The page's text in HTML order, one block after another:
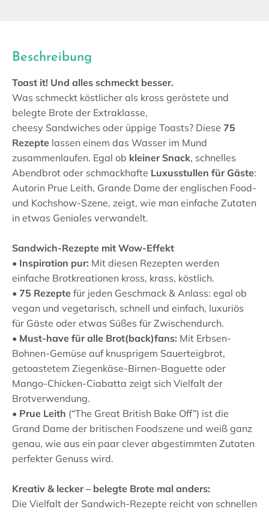
Beschreibung
Toast it! Und alles schmeckt besser.
Was schmeckt köstlicher als kross geröstete und
belegte Brote der Extraklasse,
cheesy Sandwiches oder üppige Toasts? Diese 75
Rezepte lassen einem das Wasser im Mund
zusammenlaufen. Egal ob kleiner Snack, schnelles
Abendbrot oder schmackhafte Luxusstullen für Gäste:
Autorin Prue Leith, Grande Dame der englischen Food-
und Kochshow-Szene, zeigt, wie man einfache Zutaten
in etwas Geniales verwandelt.
Sandwich-Rezepte mit Wow-Effekt
• Inspiration pur: Mit diesen Rezepten werden
einfache Brotkreationen kross, krass, köstlich.
• 75 Rezepte für jeden Geschmack & Anlass: egal ob
vegan und vegetarisch, schnell und einfach, luxuriös
für Gäste oder etwas Süßes für Zwischendurch.
• Must-have für alle Brot(back)fans: Mit Erbsen-
Bohnen-Gemüse auf knusprigem Sauerteigbrot,
getoastetem Ziegenkäse-Birnen-Baguette oder
Mango-Chicken-Ciabatta zeigt sich Vielfalt der
Brotverwendung.
• Prue Leith (“The Great British Bake Off”) ist die
Grand Dame der britischen Foodszene und weiß ganz
genau, wie aus ein paar clever abgestimmten Zutaten
perfekter Genuss wird.
Kreativ & lecker – belegte Brote mal anders:
Die Vielfalt der Sandwich-Rezepte reicht von schnellen